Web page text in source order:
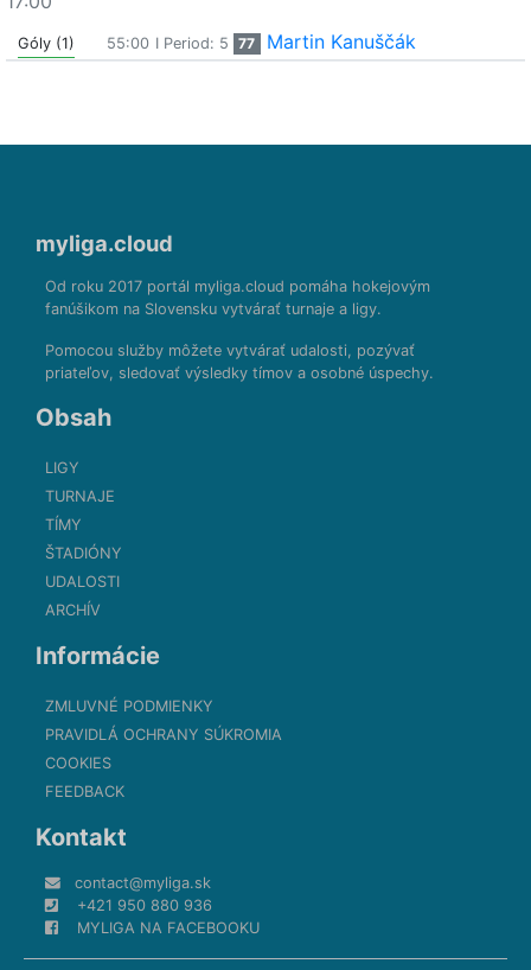
Góly (1) 55:00 I Period: 5 77 Martin Kanuščák
myliga.cloud
Od roku 2017 portál myliga.cloud pomáha hokejovým
fanúšikom na Slovensku vytvárať turnaje a ligy.
Pomocou služby môžete vytvárať udalosti, pozývať
priateľov, sledovať výsledky tímov a osobné úspechy.
Obsah
LIGY
TURNAJE
TÍMY
ŠTADIÓNY
UDALOSTI
ARCHÍV
Informácie
ZMLUVNÉ PODMIENKY
PRAVIDLÁ OCHRANY SÚKROMIA
COOKIES
FEEDBACK
Kontakt
contact@myliga.sk
+421 950 880 936
MYLIGA NA FACEBOOKU